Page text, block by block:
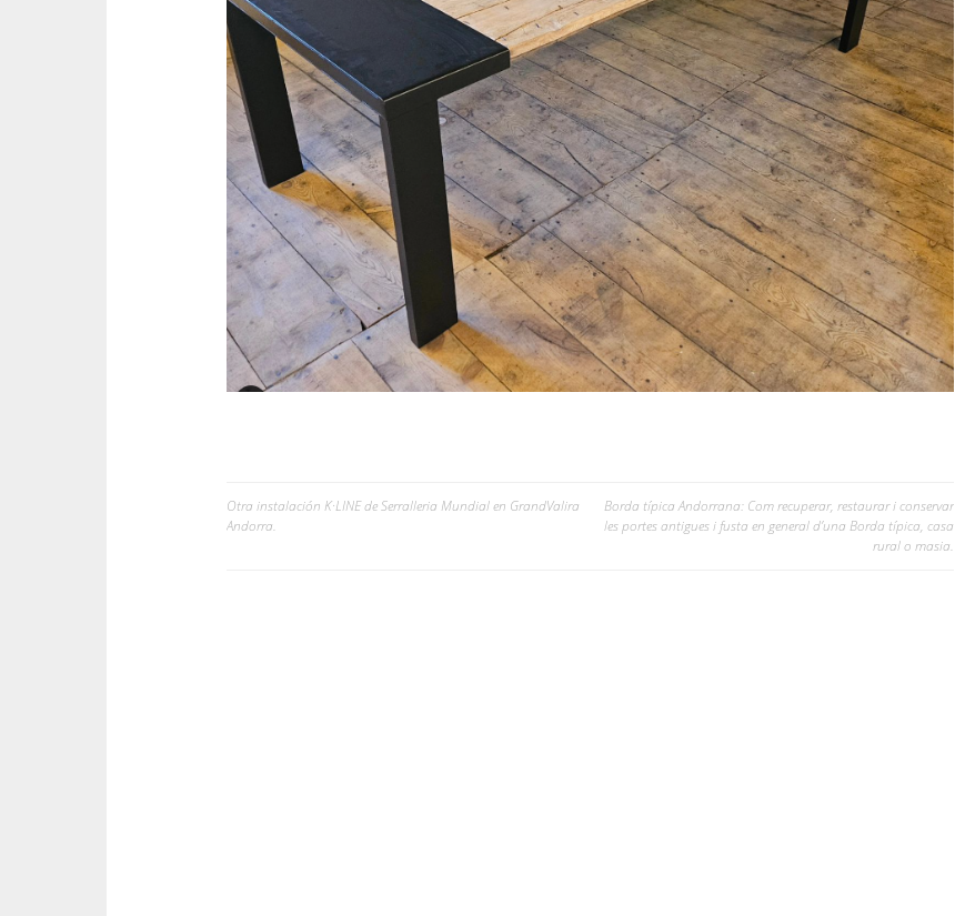
Navegación
Otra instalación K·LINE de Serralleria Mundial en GrandValira
Andorra.
Borda típica Andorrana: Com recuperar, restaurar i conservar
les portes antigues i fusta en general d’una Borda típica, casa
rural o masia.